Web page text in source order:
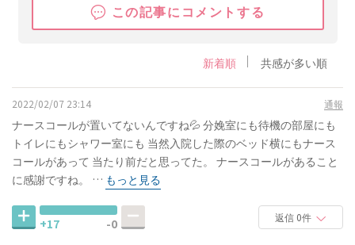
この記事にコメントする
新着順 共感が多い順
2022/02/07 23:14 通報
ナースコールが置いてないんですね💦 分娩室にも待機の部屋にも
トイレにもシャワー室にも 当然入院した際のベッド横にもナース
コールがあって 当たり前だと思ってた。 ナースコールがあること
に感謝ですね。 … もっと見る
+17 -0 返信 0件